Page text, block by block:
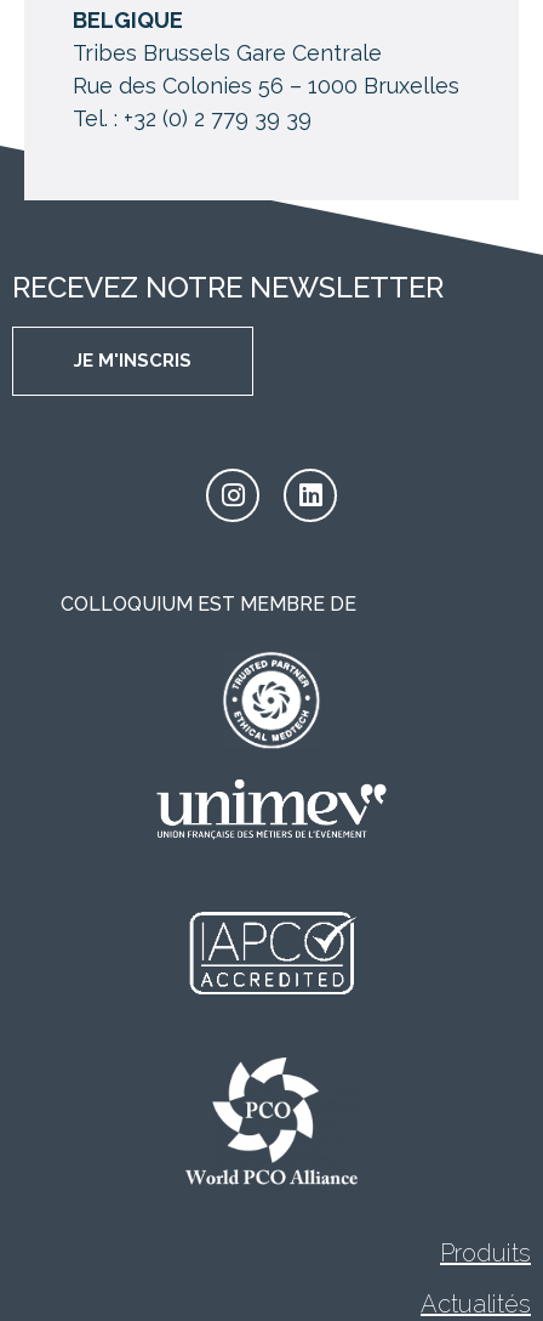
BELGIQUE
Tribes Brussels Gare Centrale
Rue des Colonies 56 – 1000 Bruxelles
Tel. : +32 (0) 2 779 39 39
RECEVEZ NOTRE NEWSLETTER
JE M'INSCRIS
COLLOQUIUM EST MEMBRE DE
Produits
Actualités